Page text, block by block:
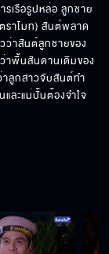
เรือรูปหล่อ ลูกชาย
ราโมท) สันต์พลาด
ว่าสันต์ลูกชายของ
าพื้นสันดานเดิมของ
าลูกสาวจับสันต์ทำ
ละแม่ปั้นต้องจำใจ